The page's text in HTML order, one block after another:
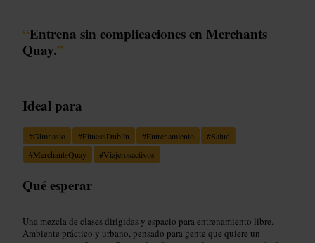
“Entrena sin complicaciones en Merchants
Quay.”
Ideal para
#Gimnasio #FitnessDublín #Entrenamiento #Salud
#MerchantsQuay #Viajerosactivos
Qué esperar
Una mezcla de clases dirigidas y espacio para entrenamiento libre.
Ambiente práctico y urbano, pensado para gente que quiere un